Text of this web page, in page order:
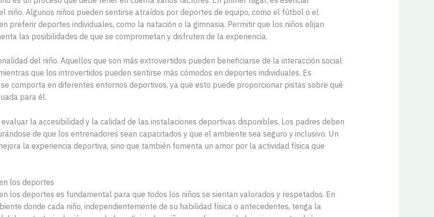
niño. Algunos niños pueden sentirse atraídos por deportes de equipo, como el fútbol o el
preferir deportes individuales, como la natación o la gimnasia. Permitir que los niños elijan
las posibilidades de que se comprometan y disfruten de la experiencia.
del niño. Aquellos que son más extrovertidos pueden beneficiarse de la interacción social
que los introvertidos pueden sentirse más cómodos en deportes individuales. Es
comporta en diferentes entornos deportivos, ya que esto puede proporcionar pistas sobre qué
para él.
la accesibilidad y la calidad de las instalaciones deportivas disponibles. Los padres deben
de que los entrenadores sean capacitados y que el ambiente sea seguro y inclusivo. Un
la experiencia deportiva, sino que también fomenta un amor por la actividad física que
los deportes
los deportes es fundamental para que todos los niños se sientan valorados y respetados. En
donde cada niño, independientemente de su habilidad física o antecedentes, tenga la